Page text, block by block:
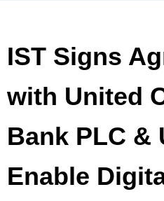
IST Signs
with United
Bank PLC &
Enable